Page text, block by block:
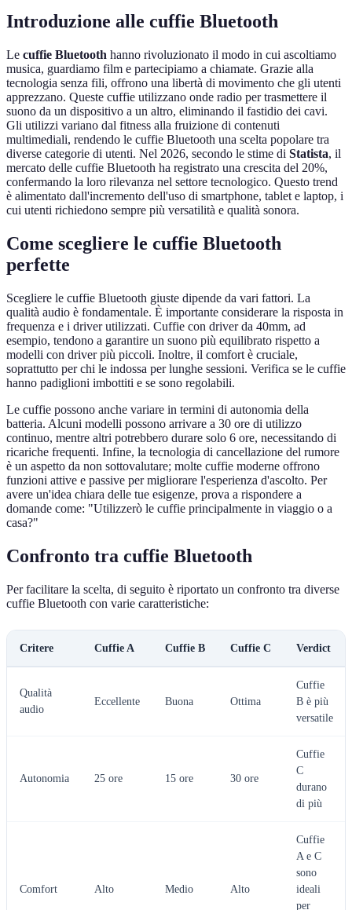
Introduzione alle cuffie Bluetooth
Le cuffie Bluetooth hanno rivoluzionato il modo in cui ascoltiamo
musica, guardiamo film e partecipiamo a chiamate. Grazie alla
tecnologia senza fili, offrono una libertà di movimento che gli utenti
apprezzano. Queste cuffie utilizzano onde radio per trasmettere il
suono da un dispositivo a un altro, eliminando il fastidio dei cavi.
Gli utilizzi variano dal fitness alla fruizione di contenuti
multimediali, rendendo le cuffie Bluetooth una scelta popolare tra
diverse categorie di utenti. Nel 2026, secondo le stime di Statista, il
mercato delle cuffie Bluetooth ha registrato una crescita del 20%,
confermando la loro rilevanza nel settore tecnologico. Questo trend
è alimentato dall'incremento dell'uso di smartphone, tablet e laptop, i
cui utenti richiedono sempre più versatilità e qualità sonora.
Come scegliere le cuffie Bluetooth
perfette
Scegliere le cuffie Bluetooth giuste dipende da vari fattori. La
qualità audio è fondamentale. È importante considerare la risposta in
frequenza e i driver utilizzati. Cuffie con driver da 40mm, ad
esempio, tendono a garantire un suono più equilibrato rispetto a
modelli con driver più piccoli. Inoltre, il comfort è cruciale,
soprattutto per chi le indossa per lunghe sessioni. Verifica se le cuffie
hanno padiglioni imbottiti e se sono regolabili.
Le cuffie possono anche variare in termini di autonomia della
batteria. Alcuni modelli possono arrivare a 30 ore di utilizzo
continuo, mentre altri potrebbero durare solo 6 ore, necessitando di
ricariche frequenti. Infine, la tecnologia di cancellazione del rumore
è un aspetto da non sottovalutare; molte cuffie moderne offrono
funzioni attive e passive per migliorare l'esperienza d'ascolto. Per
avere un'idea chiara delle tue esigenze, prova a rispondere a
domande come: "Utilizzerò le cuffie principalmente in viaggio o a
casa?"
Confronto tra cuffie Bluetooth
Per facilitare la scelta, di seguito è riportato un confronto tra diverse
cuffie Bluetooth con varie caratteristiche:
Critere Cuffie A Cuffie B Cuffie C Verdict
Qualità
audio
Eccellente Buona Ottima
Cuffie
B è più
versatile
Autonomia 25 ore 15 ore 30 ore
Cuffie
C
durano
di più
Comfort Alto Medio Alto
Cuffie
A e C
sono
ideali
per